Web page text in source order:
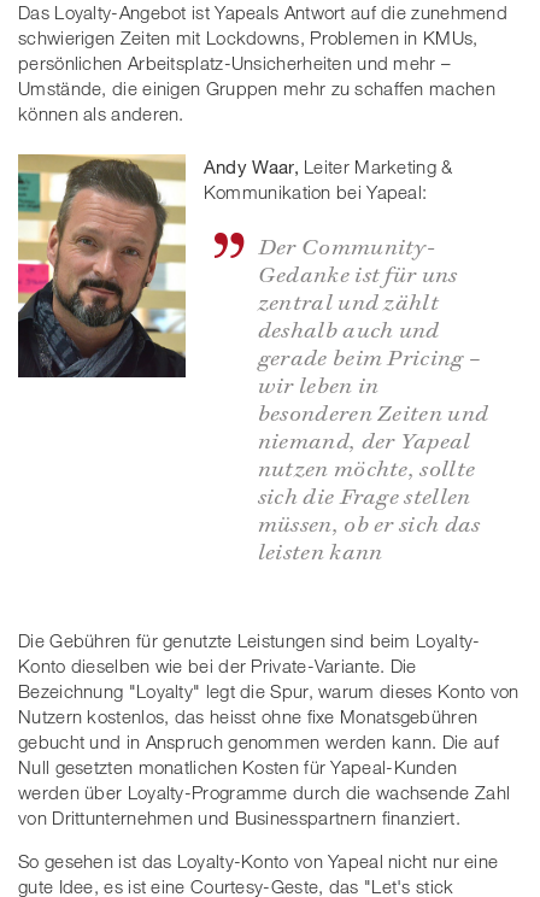
Das Loyalty-Angebot ist Yapeals Antwort auf die zunehmend
schwierigen Zeiten mit Lockdowns, Problemen in KMUs,
persönlichen Arbeitsplatz-Unsicherheiten und mehr –
Umstände, die einigen Gruppen mehr zu schaffen machen
können als anderen.
Andy Waar, Leiter Marketing &
Kommunikation bei Yapeal:
Der Community-
Gedanke ist für uns
zentral und zählt
deshalb auch und
gerade beim Pricing –
wir leben in
besonderen Zeiten und
niemand, der Yapeal
nutzen möchte, sollte
sich die Frage stellen
müssen, ob er sich das
leisten kann
Die Gebühren für genutzte Leistungen sind beim Loyalty-
Konto dieselben wie bei der Private-Variante. Die
Bezeichnung "Loyalty" legt die Spur, warum dieses Konto von
Nutzern kostenlos, das heisst ohne fixe Monatsgebühren
gebucht und in Anspruch genommen werden kann. Die auf
Null gesetzten monatlichen Kosten für Yapeal-Kunden
werden über Loyalty-Programme durch die wachsende Zahl
von Drittunternehmen und Businesspartnern finanziert.
So gesehen ist das Loyalty-Konto von Yapeal nicht nur eine
gute Idee, es ist eine Courtesy-Geste, das "Let's stick